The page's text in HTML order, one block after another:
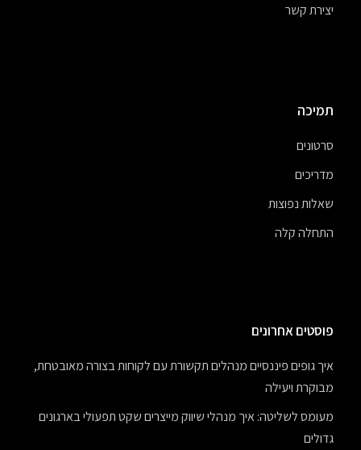
יצירת קשר
תמיכה
סרטונים
מדריכים
שאלות נפוצות
התחלה קלה
פוסטים אחרונים
איך גופים פיננסיים מנהלים תקשורת עם לקוחות בצורה מאובטחת,
מבוקרת ויעילה
מעומס לשליטה: איך מנהלי שיווק מייצרים שקט תפעולי בארגונים
גדולים